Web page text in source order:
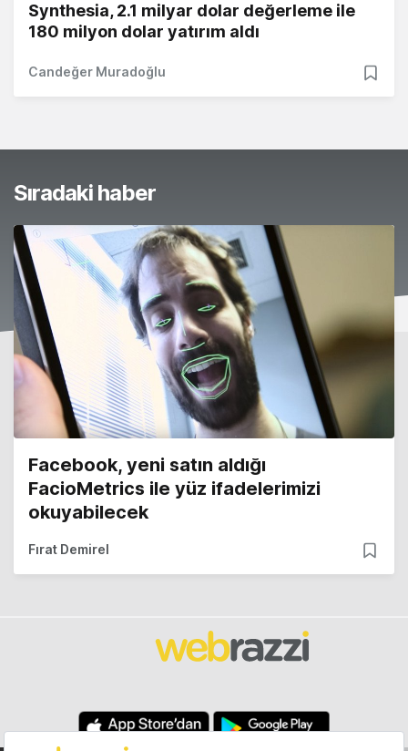
Synthesia, 2.1 milyar dolar değerleme ile
180 milyon dolar yatırım aldı
Candeğer Muradoğlu
Sıradaki haber
Facebook, yeni satın aldığı
FacioMetrics ile yüz ifadelerimizi
okuyabilecek
Fırat Demirel